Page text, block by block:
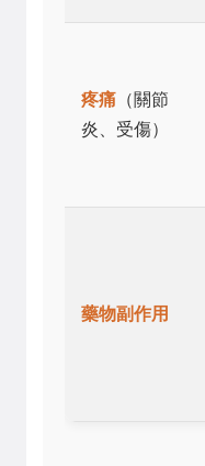
疼痛 （關節
炎、受傷）
藥物副作用